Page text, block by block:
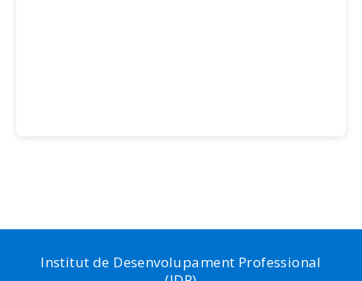
Institut de Desenvolupament Professional